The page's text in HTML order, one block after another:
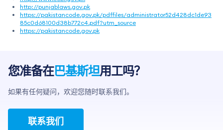
http://punjablaws.gov.pk
https://pakistancode.gov.pk/pdffiles/administrator52d428dc1de93
85c0d68100d38b772c4.pdf?utm_source
https://pakistancode.gov.pk
您准备在巴基斯坦用工吗？
如果有任何疑问，欢迎您随时联系我们。
联系我们